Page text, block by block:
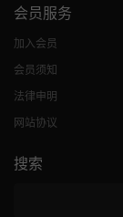
会员服务
加入会员
会员须知
法律申明
网站协议
搜索